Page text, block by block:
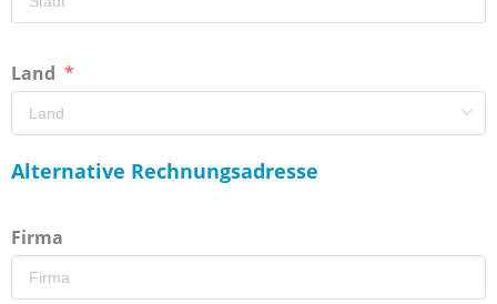
Land
Alternative Rechnungsadresse
Firma